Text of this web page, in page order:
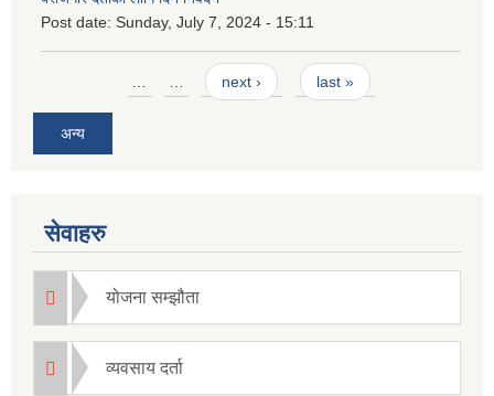
Post date: Sunday, July 7, 2024 - 15:11
… … next › last »
अन्य
सेवाहरु
योजना सम्झौता
व्यवसाय दर्ता